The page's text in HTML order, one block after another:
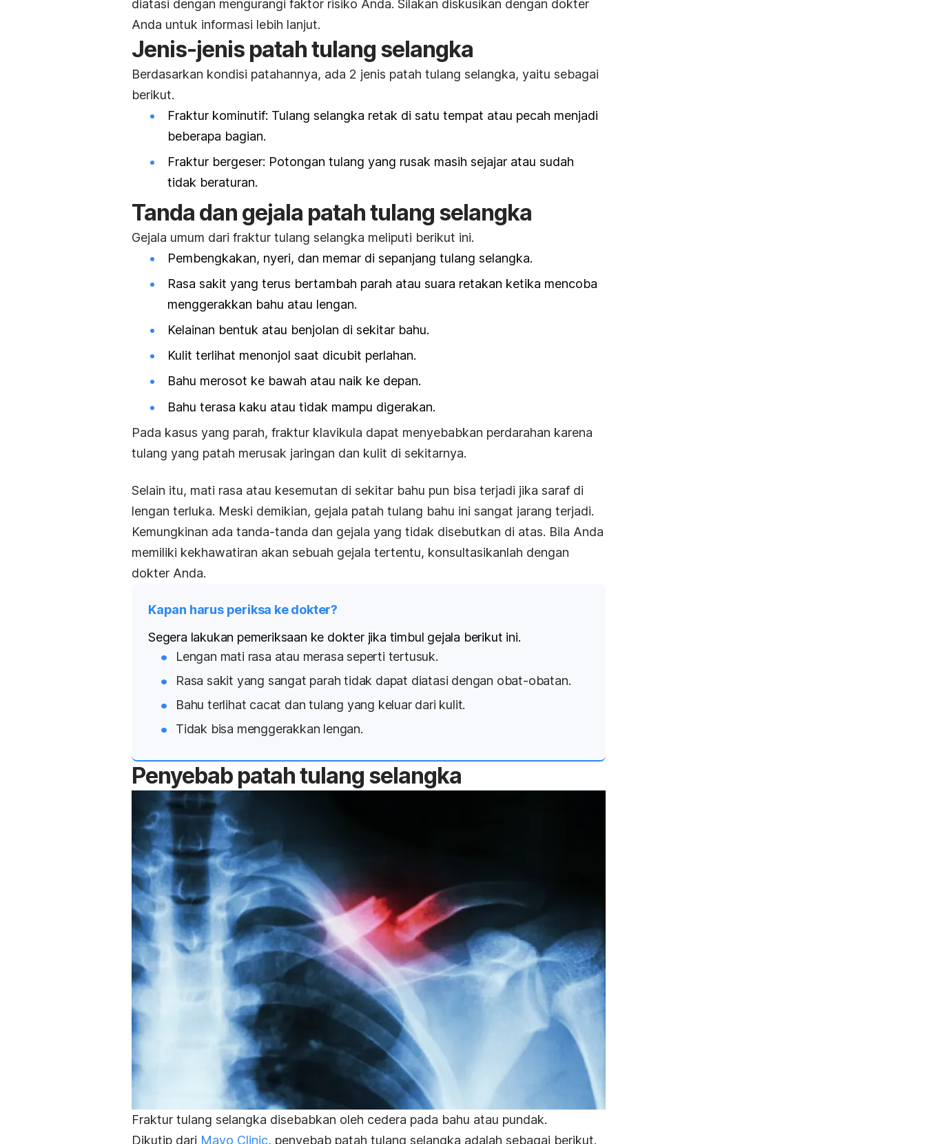
diatasi dengan mengurangi faktor risiko Anda. Silakan diskusikan dengan dokter
Anda untuk informasi lebih lanjut.
Jenis-jenis patah tulang selangka
Berdasarkan kondisi patahannya, ada 2 jenis patah tulang selangka, yaitu sebagai
berikut.
Fraktur kominutif: Tulang selangka retak di satu tempat atau pecah menjadi
beberapa bagian.
Fraktur bergeser: Potongan tulang yang rusak masih sejajar atau sudah
tidak beraturan.
Tanda dan gejala patah tulang selangka
Gejala umum dari fraktur tulang selangka meliputi berikut ini.
Pembengkakan, nyeri, dan memar di sepanjang tulang selangka.
Rasa sakit yang terus bertambah parah atau suara retakan ketika mencoba
menggerakkan bahu atau lengan.
Kelainan bentuk atau benjolan di sekitar bahu.
Kulit terlihat menonjol saat dicubit perlahan.
Bahu merosot ke bawah atau naik ke depan.
Bahu terasa kaku atau tidak mampu digerakan.
Pada kasus yang parah, fraktur klavikula dapat menyebabkan perdarahan karena
tulang yang patah merusak jaringan dan kulit di sekitarnya.
Selain itu, mati rasa atau kesemutan di sekitar bahu pun bisa terjadi jika saraf di
lengan terluka. Meski demikian, gejala patah tulang bahu ini sangat jarang terjadi.
Kemungkinan ada tanda-tanda dan gejala yang tidak disebutkan di atas. Bila Anda
memiliki kekhawatiran akan sebuah gejala tertentu, konsultasikanlah dengan
dokter Anda.
Kapan harus periksa ke dokter?
Segera lakukan pemeriksaan ke dokter jika timbul gejala berikut ini.
Lengan mati rasa atau merasa seperti tertusuk.
Rasa sakit yang sangat parah tidak dapat diatasi dengan obat-obatan.
Bahu terlihat cacat dan tulang yang keluar dari kulit.
Tidak bisa menggerakkan lengan.
Penyebab patah tulang selangka
Fraktur tulang selangka disebabkan oleh cedera pada bahu atau pundak.
Dikutip dari Mayo Clinic, penyebab patah tulang selangka adalah sebagai berikut.